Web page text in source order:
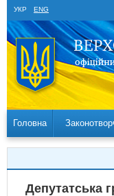
УКР ENG
Головна
Депутатська